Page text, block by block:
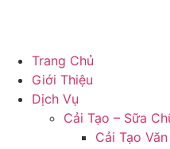
Trang Chủ
Giới Thiệu
Dịch Vụ
Cải Tạo – Sữa
Cải Tạo